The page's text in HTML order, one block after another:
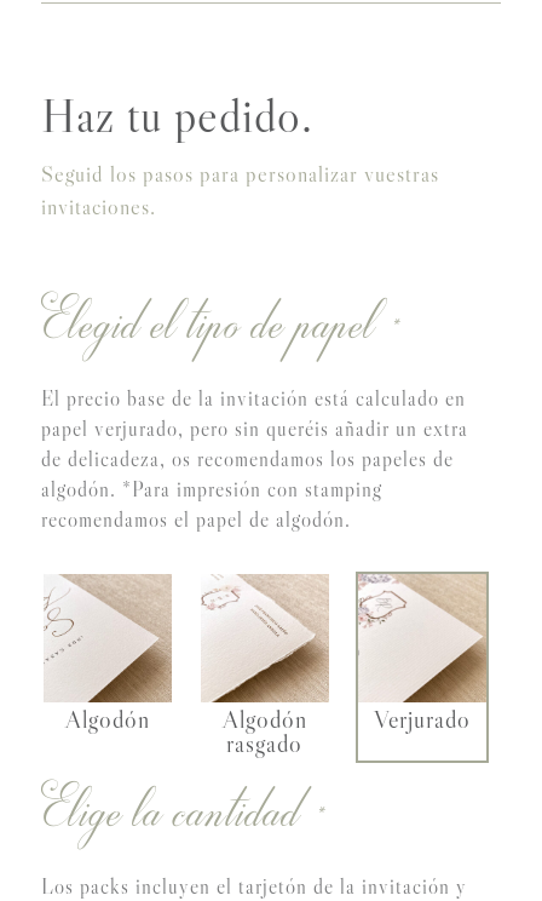
Haz tu pedido.
Seguid los pasos para personalizar vuestras
invitaciones.
Elegid el tipo de papel *
El precio base de la invitación está calculado en
papel verjurado, pero sin queréis añadir un extra
de delicadeza, os recomendamos los papeles de
algodón. *Para impresión con stamping
recomendamos el papel de algodón.
Algodón
Algodón
rasgado
Verjurado
Elige la cantidad *
Los packs incluyen el tarjetón de la invitación y